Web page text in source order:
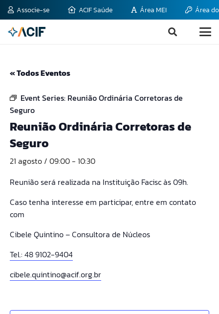
Associe-se ACIF Saúde Área MEI Área
« Todos Eventos
Event Series: Reunião Ordinária Corretoras de
Seguro
Reunião Ordinária Corretoras de
Seguro
21 agosto / 09:00- 10:30
Reunião será realizada na Instituição Facisc às 09h.
Caso tenha interesse em participar, entre em contato
com
Cibele Quintino – Consultora de Núcleos
Tel.: 48 9102-9404
cibele.quintino@acif.org.br